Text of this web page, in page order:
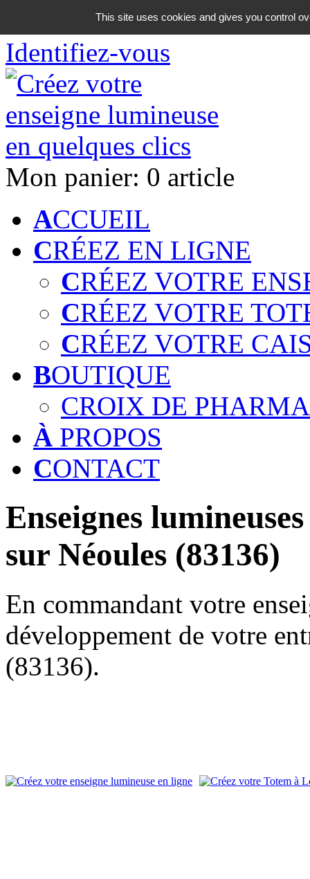
06 18 42 08 59
Identifiez-vous
Mon panier: 0 article
ACCUEIL
CRÉEZ EN LIGNE
CRÉEZ VOTRE
CRÉEZ VOTRE
CRÉEZ VOTRE
BOUTIQUE
CROIX DE
À PROPOS
CONTACT
Enseignes
sur Néoules (83136)
En commandant votre
développement de votre
(83136).
This site uses cookies and gives you control